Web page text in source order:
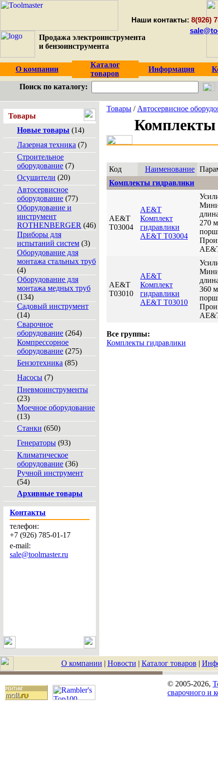
Продажа электроинструмента
и бензоинструмента
Наши контакты: 8(926)
О компании
Каталог
товаров
Информация
Поиск по каталогу:
Товары
Новые товары (14)
Лазерная техника (7)
Строительное
оборудование (7)
Осушители (20)
Автосервисное
оборудование (77)
Оборудование и
инструмент
ROTHENBERGER (46)
Приборы для
испытаний систем (3)
Оборудование для
монтажа стальных труб
(4)
Оборудование для
монтажа медных труб
(134)
Садовый инструмент
(14)
Сварочное
оборудование (264)
Компрессорное
оборудование (275)
Бензотехника (85)
Насосы (7)
Пневмоинструменты
(23)
Моечное оборудование
(13)
Станки (650)
Генераторы (93)
Климатическое
оборудование (36)
Ручной инструмент
(54)
Архивные товары
Контакты
телефон:
+7 (926) 785-01-17
e-mail:
sale@toolmaster.ru
Товары / Автосервисное
Комплекты
Код Наименование
Комплекты гидравлики
AE&T
Т03004
AE&T
Комплект
гидравлики
AE&T Т03004
270
AE&T
Т03010
AE&T
Комплект
гидравлики
AE&T Т03010
360
Все группы:
Комплекты гидравлики
О компании | Новости | Каталог товаров |
© 2005-2026,
сварочного и